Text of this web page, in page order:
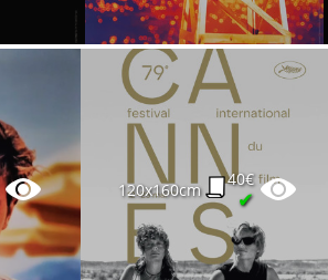
120x160cm
40€
✔